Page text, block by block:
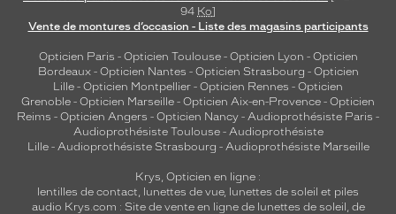
94 Ko]
Vente de montures d’occasion - Liste des magasins participants
Opticien Paris - Opticien Toulouse- Opticien Lyon - Opticien
Bordeaux- Opticien Nantes - Opticien Strasbourg - Opticien
Lille - Opticien Montpellier - Opticien Rennes - Opticien
Grenoble - Opticien Marseille - Opticien Aix-en-Provence - Opticien
Reims - Opticien Angers - Opticien Nancy - Audioprothésiste Paris -
Audioprothésiste Toulouse- Audioprothésiste
Lille- Audioprothésiste Strasbourg - Audioprothésiste Marseille
Krys, Opticien en ligne :
lentilles de contact, lunettes de vue, lunettes de soleil et piles
audio Krys.com : Site de vente en ligne de lunettes de soleil, de